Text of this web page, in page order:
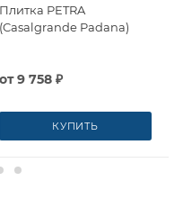
Плитка PETRA
(Casalgrande Padana)
от9 758 ₽
КУПИТЬ